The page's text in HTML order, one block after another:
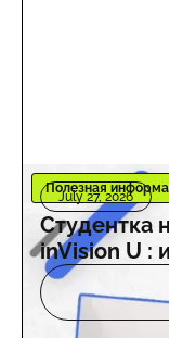
Полезная
July 27, 2026
Студентка
inVision U :